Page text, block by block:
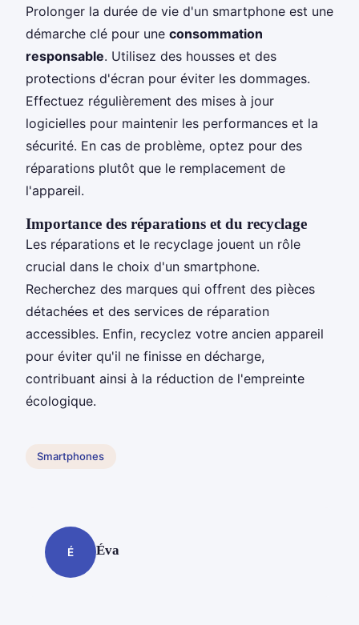
Prolonger la durée de vie d'un smartphone est une
démarche clé pour une consommation
responsable. Utilisez des housses et des
protections d'écran pour éviter les dommages.
Effectuez régulièrement des mises à jour
logicielles pour maintenir les performances et la
sécurité. En cas de problème, optez pour des
réparations plutôt que le remplacement de
l'appareil.
Importance des réparations et du recyclage
Les réparations et le recyclage jouent un rôle
crucial dans le choix d'un smartphone.
Recherchez des marques qui offrent des pièces
détachées et des services de réparation
accessibles. Enfin, recyclez votre ancien appareil
pour éviter qu'il ne finisse en décharge,
contribuant ainsi à la réduction de l'empreinte
écologique.
Smartphones
É Éva